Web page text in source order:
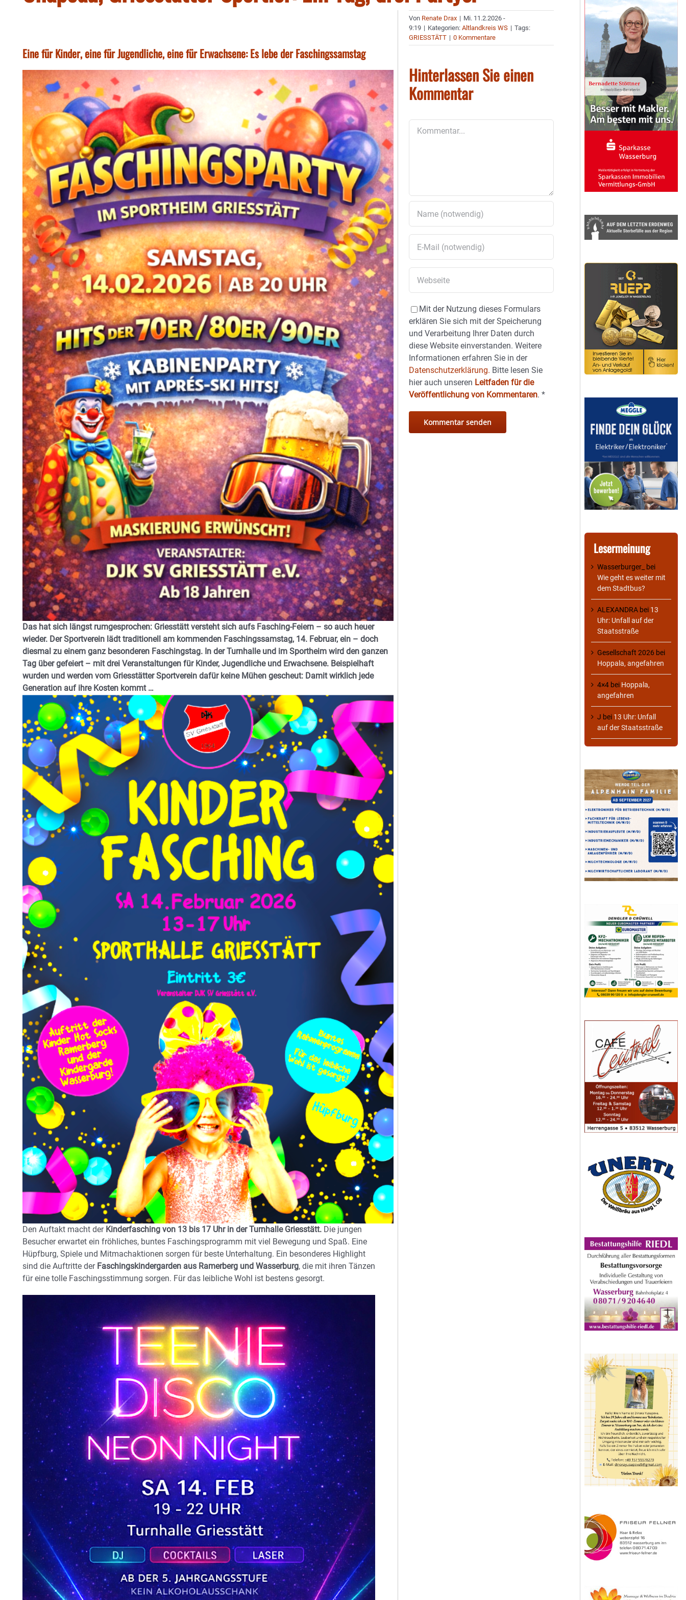
Eine für Kinder, eine für Jugendliche, eine für Erwachsene: Es lebe der Faschingssamstag
Das hat sich längst rumgesprochen: Griesstätt versteht sich aufs Fasching-Feiern – so auch heuer
wieder. Der Sportverein lädt traditionell am kommenden Faschingssamstag, 14. Februar, ein – doch
diesmal zu einem ganz besonderen Faschingstag. In der Turnhalle und im Sportheim wird den ganzen
Tag über gefeiert – mit drei Veranstaltungen für Kinder, Jugendliche und Erwachsene. Beispielhaft
wurden und werden vom Griesstätter Sportverein dafür keine Mühen gescheut: Damit wirklich jede
Generation auf ihre Kosten kommt …
Den Auftakt macht der Kinderfasching von 13 bis 17 Uhr in der Turnhalle Griesstätt. Die jungen
Besucher erwartet ein fröhliches, buntes Faschingsprogramm mit viel Bewegung und Spaß. Eine
Hüpfburg, Spiele und Mitmachaktionen sorgen für beste Unterhaltung. Ein besonderes Highlight
sind die Auftritte der Faschingskindergarden aus Ramerberg und Wasserburg, die mit ihren Tänzen
für eine tolle Faschingsstimmung sorgen. Für das leibliche Wohl ist bestens gesorgt.
Von Renate Drax | Mi. 11.2.2026 -
9:19 | Kategorien:Altlandkreis WS | Tags:
GRIESSTÄTT | 0 Kommentare
Hinterlassen Sie einen
Kommentar
Mit der Nutzung dieses Formulars
erklären Sie sich mit der Speicherung
und Verarbeitung Ihrer Daten durch
diese Website einverstanden. Weitere
Informationen erfahren Sie in der
Datenschutzerklärung. Bitte lesen Sie
hier auch unseren Leitfaden für die
Veröffentlichung von Kommentaren.*
Lesermeinung
Wasserburger_
bei
Wie geht es weiter mit
dem Stadtbus?
ALEXANDRA bei 13
Uhr: Unfall auf der
Staatsstraße
Gesellschaft 2026 bei
Hoppala, angefahren
4×4 bei Hoppala,
angefahren
J bei 13 Uhr: Unfall
auf der Staatsstraße